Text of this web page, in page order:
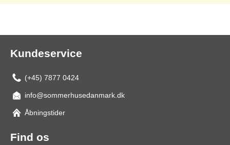
Kundeservice
(+45) 7877 0424
info@sommerhusedanmark.dk
Åbningstider
Find os